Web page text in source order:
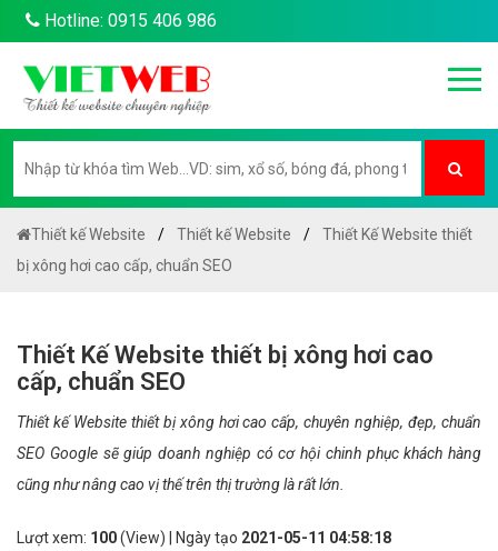
Hotline: 0915 406 986
Thiết kế Website Thiết kế Website
Thiết Kế Website thiết
bị xông hơi cao cấp, chuẩn SEO
Thiết Kế Website thiết bị xông hơi cao
cấp, chuẩn SEO
Thiết kế Website thiết bị xông hơi cao cấp, chuyên nghiệp, đẹp, chuẩn
SEO Google sẽ giúp doanh nghiệp có cơ hội chinh phục khách hàng
cũng như nâng cao vị thế trên thị trường là rất lớn.
Lượt xem: 100(View) | Ngày tạo 2021-05-11 04:58:18